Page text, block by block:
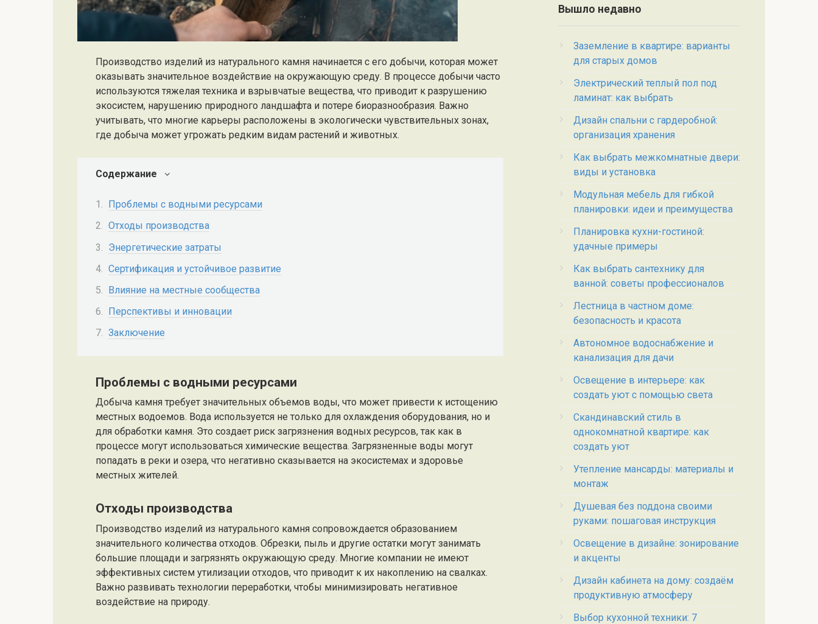
Производство изделий из натурального камня начинается с его добычи, которая может
оказывать значительное воздействие на окружающую среду. В процессе добычи часто
используются тяжелая техника и взрывчатые вещества, что приводит к разрушению
экосистем, нарушению природного ландшафта и потере биоразнообразия. Важно
учитывать, что многие карьеры расположены в экологически чувствительных зонах,
где добыча может угрожать редким видам растений и животных.
Содержание
Проблемы с водными ресурсами
Отходы производства
Энергетические затраты
Сертификация и устойчивое развитие
Влияние на местные сообщества
Перспективы и инновации
Заключение
Проблемы с водными ресурсами
Добыча камня требует значительных объемов воды, что может привести к истощению
местных водоемов. Вода используется не только для охлаждения оборудования, но и
для обработки камня. Это создает риск загрязнения водных ресурсов, так как в
процессе могут использоваться химические вещества. Загрязненные воды могут
попадать в реки и озера, что негативно сказывается на экосистемах и здоровье
местных жителей.
Отходы производства
Производство изделий из натурального камня сопровождается образованием
значительного количества отходов. Обрезки, пыль и другие остатки могут занимать
большие площади и загрязнять окружающую среду. Многие компании не имеют
эффективных систем утилизации отходов, что приводит к их накоплению на свалках.
Важно развивать технологии переработки, чтобы минимизировать негативное
воздействие на природу.
Вышло недавно
Заземление в квартире: варианты
для старых домов
Электрический теплый пол под
ламинат: как выбрать
Дизайн спальни с гардеробной:
организация хранения
Как выбрать межкомнатные двери:
виды и установка
Модульная мебель для гибкой
планировки: идеи и преимущества
Планировка кухни-гостиной:
удачные примеры
Как выбрать сантехнику для
ванной: советы профессионалов
Лестница в частном доме:
безопасность и красота
Автономное водоснабжение и
канализация для дачи
Освещение в интерьере: как
создать уют с помощью света
Скандинавский стиль в
однокомнатной квартире: как
создать уют
Утепление мансарды: материалы и
монтаж
Душевая без поддона своими
руками: пошаговая инструкция
Освещение в дизайне: зонирование
и акценты
Дизайн кабинета на дому: создаём
продуктивную атмосферу
Выбор кухонной техники: 7